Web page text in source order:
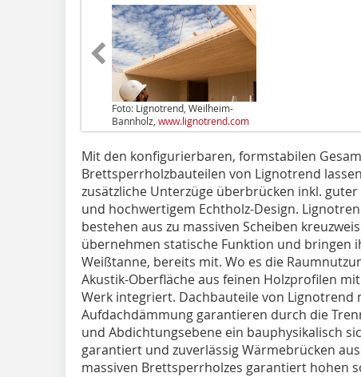
Foto: Lignotrend, Weilheim-
Bannholz, www.lignotrend.com
Mit den konfigurierbaren, formstabilen
Brettsperrholzbauteilen von Lignotrend
zusätzliche Unterzüge überbrücken inkl.
und hochwertigem Echtholz-Design.
bestehen aus zu massiven Scheiben
übernehmen statische Funktion und bringen
Weißtanne, bereits mit. Wo es die
Akustik-Oberfläche aus feinen Holzprofilen
Werk integriert. Dachbauteile von Lignotrend
Aufdachdämmung garantieren durch die
und Abdichtungsebene ein bauphysikalisch
garantiert und zuverlässig Wärmebrücken
massiven Brettsperrholzes garantiert hohen